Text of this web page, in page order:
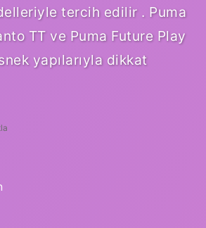
tercih edilir . Puma
TT ve Puma Future Play
yapılarıyla dikkat